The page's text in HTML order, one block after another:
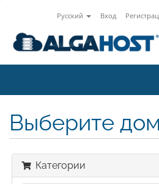
Русский Вход
Выберите
Категории